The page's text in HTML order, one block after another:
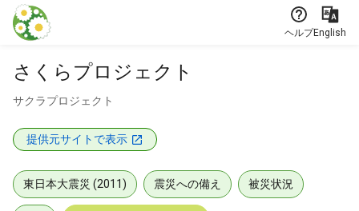
本文に飛ぶ
ヘルプEnglish
さくらプロジェクト
サクラプロジェクト
提供元サイトで表示
東日本大震災 (2011) 震災への備え 被災状況